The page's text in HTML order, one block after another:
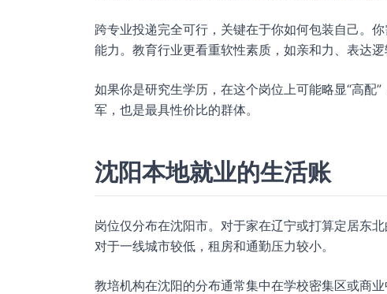
跨专业投递完全可行，关键在于你如何包装自己。
能力。教育行业更看重软性素质，如亲和力、表达逻
如果你是研究生学历，在这个岗位上可能略显“高配
军，也是最具性价比的群体。
沈阳本地就业的生活账
岗位仅分布在沈阳市。对于家在辽宁或打算定居东
对于一线城市较低，租房和通勤压力较小。
教培机构在沈阳的分布通常集中在学校密集区或商